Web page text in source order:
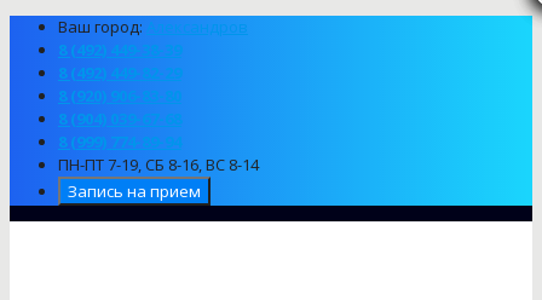
Ваш город: Александров
8 (492) 449-38-39
8 (492) 449-82-29
8 (920) 906-83-80
8 (904) 039-67-68
8 (999) 774-89-94
ПН-ПТ 7-19, СБ 8-16, ВС 8-14
Запись на прием